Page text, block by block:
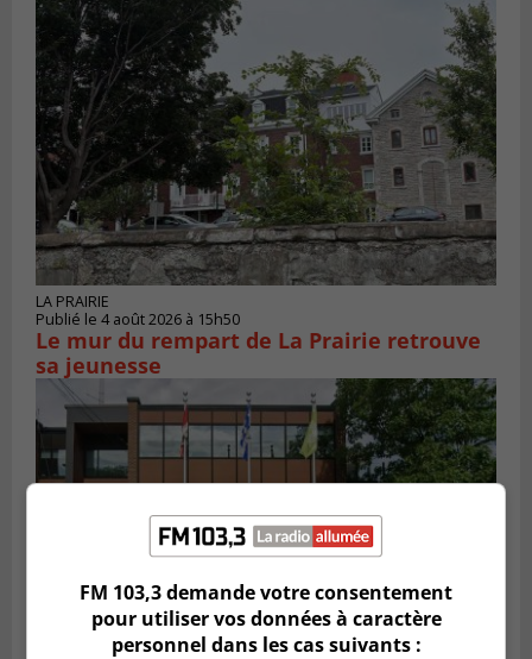
LA PRAIRIE
Publié le 4 août 2026 à 15h50
Le mur du rempart de La Prairie retrouve
sa jeunesse
FM 103,3 demande votre consentement
pour utiliser vos données à caractère
personnel dans les cas suivants :